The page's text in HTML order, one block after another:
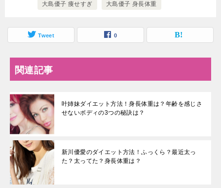
大島優子 痩せすぎ 大島優子 身長体重
Tweet 0
関連記事
叶姉妹ダイエット方法！身長体重は？年齢を感じさ
せないボディの3つの秘訣は？
新川優愛のダイエット方法！ふっくら？最近太っ
た？太ってた？身長体重は？